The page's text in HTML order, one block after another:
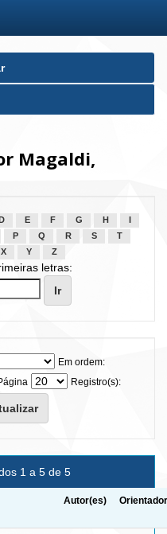
Magaldi,
D E F G H
P Q R S
T
X Y Z
letras:
Em ordem:
Registro(s):
1 a 5 de 5
Autor(es)